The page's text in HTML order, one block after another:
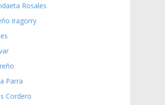
Rosales
Iragorry
Parra
Cordero